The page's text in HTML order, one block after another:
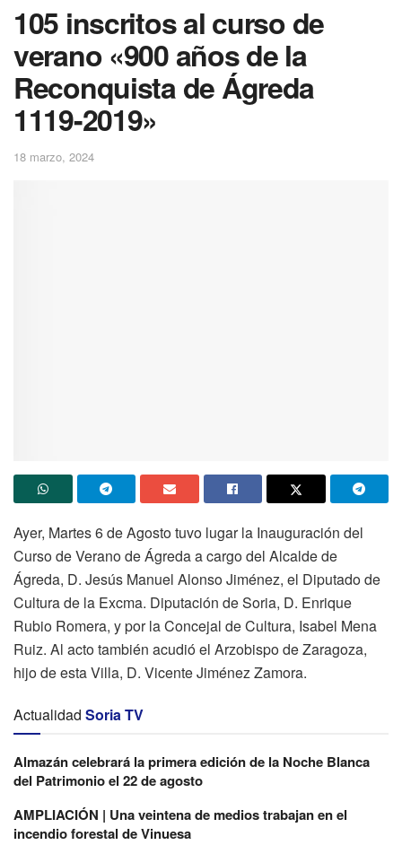
105 inscritos al curso de
verano «900 años de la
Reconquista de Ágreda
1119-2019»
18 marzo, 2024
Ayer, Martes 6 de Agosto tuvo lugar la Inauguración del
Curso de Verano de Ágreda a cargo del Alcalde de
Ágreda, D. Jesús Manuel Alonso Jiménez, el Diputado de
Cultura de la Excma. Diputación de Soria, D. Enrique
Rubio Romera, y por la Concejal de Cultura, Isabel Mena
Ruiz. Al acto también acudió el Arzobispo de Zaragoza,
hijo de esta Villa, D. Vicente Jiménez Zamora.
Actualidad Soria TV
Almazán celebrará la primera edición de la Noche Blanca
del Patrimonio el 22 de agosto
AMPLIACIÓN | Una veintena de medios trabajan en el
incendio forestal de Vinuesa